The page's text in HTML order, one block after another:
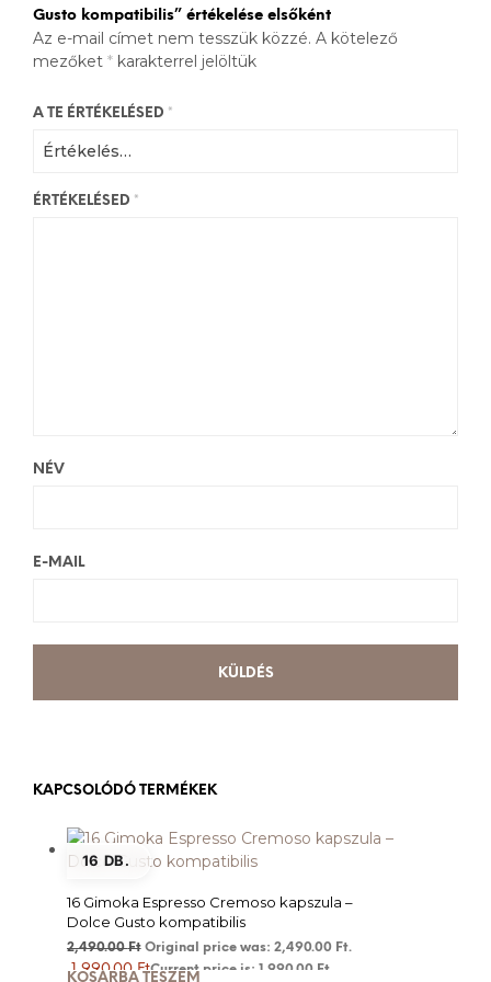
Gusto kompatibilis” értékelése elsőként
Az e-mail címet nem tesszük közzé. A kötelező
mezőket * karakterrel jelöltük
A TE ÉRTÉKELÉSED *
ÉRTÉKELÉSED *
NÉV
E-MAIL
KAPCSOLÓDÓ TERMÉKEK
16 DB.
16 Gimoka Espresso Cremoso kapszula –
Dolce Gusto kompatibilis
2,490.00Ft Original price was: 2,490.00 Ft.
1,990.00FtCurrent price is: 1,990.00 Ft.
KOSÁRBA TESZEM